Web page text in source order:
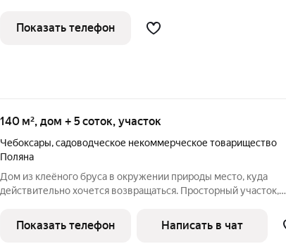
дровах. В дом заведено электричество 380 Вольт. Водопровод
городской,
Показать телефон
140 м², дом + 5 соток, участок
Чебоксары,садоводческое некоммерческое товарищество
Поляна
Дом из клеёного бруса в окружении природы место, куда
действительно хочется возвращаться. Просторный участок,
решение для семьи, которая хочет жить в комфорте вдали от
городского шума, но
Показать телефон Написать в чат